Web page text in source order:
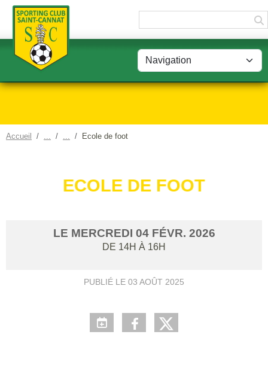
Accueil Ecole de foot
ECOLE DE FOOT
LE MERCREDI 04 FÉVR. 2026
DE 14H À 16H
PUBLIÉ LE 03 AOÛT 2025
Panneau de gestion des cookies